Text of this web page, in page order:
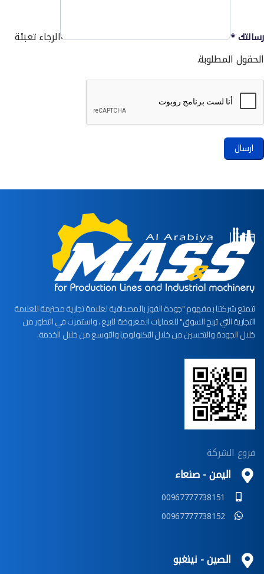
رسالتك*
الرجاء تعبئة
الحقول المطلوبة.
ارسال
تتمتع شركتنا بمفهوم "جودة الفوز بالمصداقية لعلامة تجارية محترمة للعلامة
التجارية التي تربح السوق" للعمليات المعروضة للبيع ، واستمرت في التطور من
خلال الجودة والتحسين من خلال التكنولوجيا والتوسع من خلال الخدمة.
فروع الشركة
اليمن - صنعاء
00967777738151
00967777738152
الصين - نينغبو